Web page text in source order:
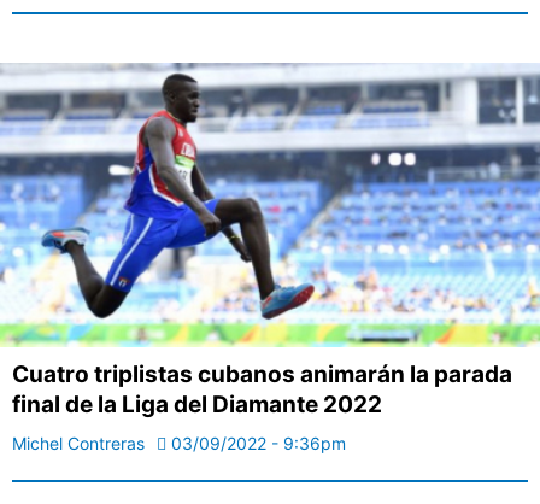
Cuatro triplistas cubanos animarán la parada
final de la Liga del Diamante 2022
Michel Contreras 03/09/2022 - 9:36pm